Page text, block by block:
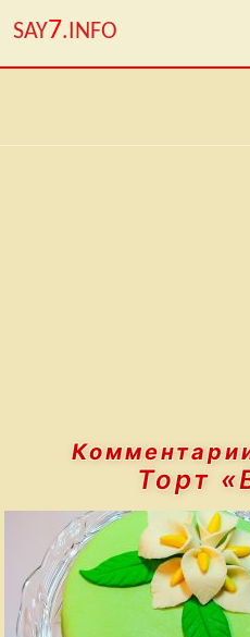
SAY7.INFO
Торт